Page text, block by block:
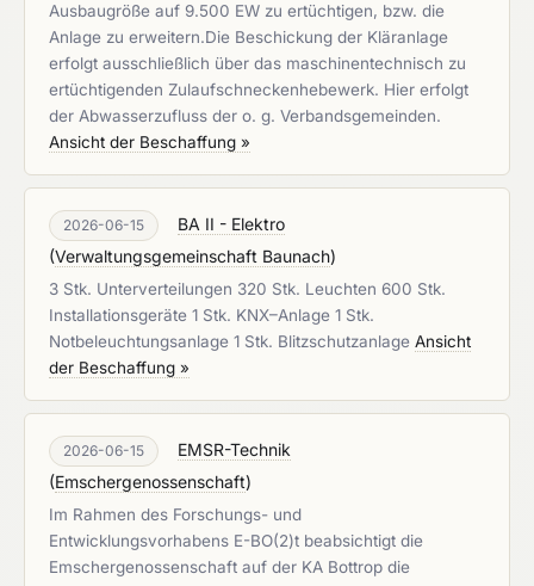
Ausbaugröße auf 9.500 EW zu ertüchtigen, bzw. die
Anlage zu erweitern.Die Beschickung der Kläranlage
erfolgt ausschließlich über das maschinentechnisch zu
ertüchtigenden Zulaufschneckenhebewerk. Hier erfolgt
der Abwasserzufluss der o. g. Verbandsgemeinden.
Ansicht der Beschaffung »
2026-06-15
BA II - Elektro
(Verwaltungsgemeinschaft Baunach)
3 Stk. Unterverteilungen 320 Stk. Leuchten 600 Stk.
Installationsgeräte 1 Stk. KNX–Anlage 1 Stk.
Notbeleuchtungsanlage 1 Stk. Blitzschutzanlage Ansicht
der Beschaffung »
2026-06-15
EMSR-Technik
(Emschergenossenschaft)
Im Rahmen des Forschungs- und
Entwicklungsvorhabens E-BO(2)t beabsichtigt die
Emschergenossenschaft auf der KA Bottrop die